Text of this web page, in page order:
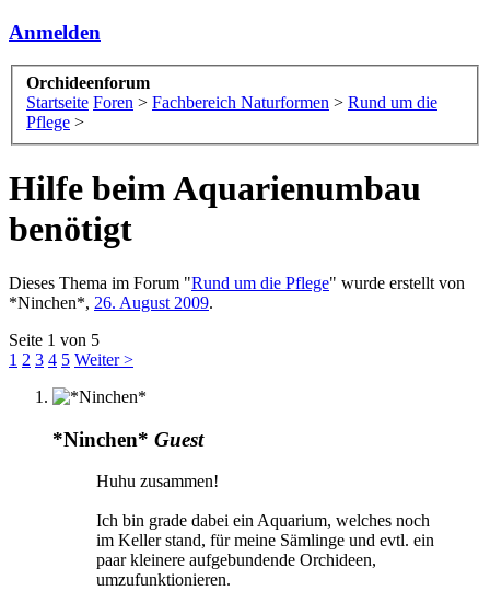
Anmelden
Orchideenforum
Startseite Foren > Fachbereich Naturformen > Rund um die
Pflege >
Hilfe beim Aquarienumbau
benötigt
Dieses Thema im Forum "Rund um die Pflege" wurde erstellt von
*Ninchen*, 26. August 2009.
Seite 1 von 5
1 2 3 4 5 Weiter >
*Ninchen* Guest
Huhu zusammen!
Ich bin grade dabei ein Aquarium, welches noch
im Keller stand, für meine Sämlinge und evtl. ein
paar kleinere aufgebundende Orchideen,
umzufunktionieren.